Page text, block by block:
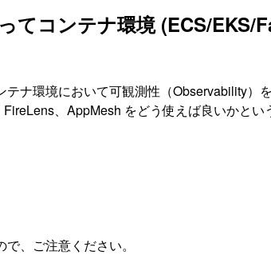
コンテナ環境 (ECS/EKS/
ナ環境において可観測性（Observability）
、AppMesh をどう使えば良いかと
、ご注意ください。